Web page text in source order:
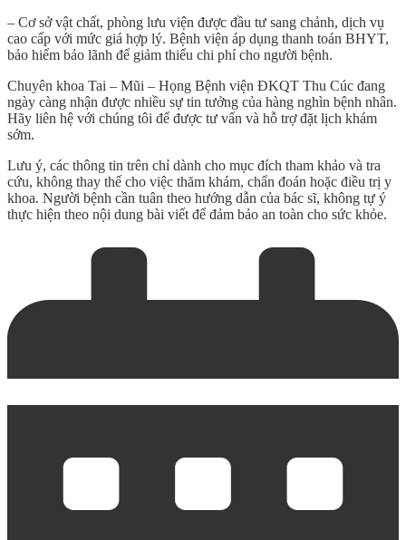
– Cơ sở vật chất, phòng lưu viện được đầu tư sang chảnh, dịch vụ
cao cấp với mức giá hợp lý. Bệnh viện áp dụng thanh toán BHYT,
bảo hiểm bảo lãnh để giảm thiểu chi phí cho người bệnh.
Chuyên khoa Tai – Mũi – Họng Bệnh viện ĐKQT Thu Cúc đang
ngày càng nhận được nhiều sự tin tưởng của hàng nghìn bệnh nhân.
Hãy liên hệ với chúng tôi để được tư vấn và hỗ trợ đặt lịch khám
sớm.
Lưu ý, các thông tin trên chỉ dành cho mục đích tham khảo và tra
cứu, không thay thế cho việc thăm khám, chẩn đoán hoặc điều trị y
khoa. Người bệnh cần tuân theo hướng dẫn của bác sĩ, không tự ý
thực hiện theo nội dung bài viết để đảm bảo an toàn cho sức khỏe.